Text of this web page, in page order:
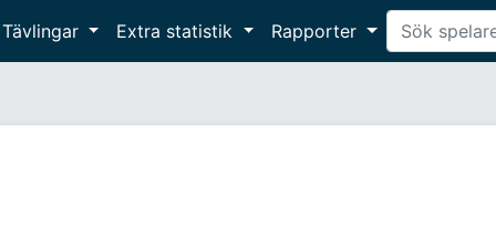
Tävlingar Extra statistik Rapporter